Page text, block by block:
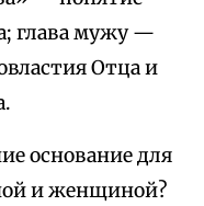
глава мужу —
Отца и
основание для
и женщиной?